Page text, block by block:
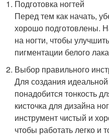
Подготовка ногтей
Перед тем как начать,
хорошо подготовлены.
на ногти, чтобы
пигментации белого
Выбор правильного
Для создания
понадобится тонкость
кисточка для дизайна
инструмент чистый и
чтобы работать легко и